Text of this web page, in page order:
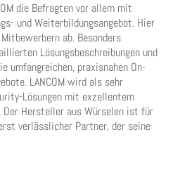
die Befragten vor allem mit
und Weiterbildungsangebot. Hier
ab. Besonders
Lösungsbeschreibungen und
umfangreichen, praxisnahen On-
LANCOM wird als sehr
Lösungen mit exzellentem
Hersteller aus Würselen ist für
verlässlicher Partner, der seine